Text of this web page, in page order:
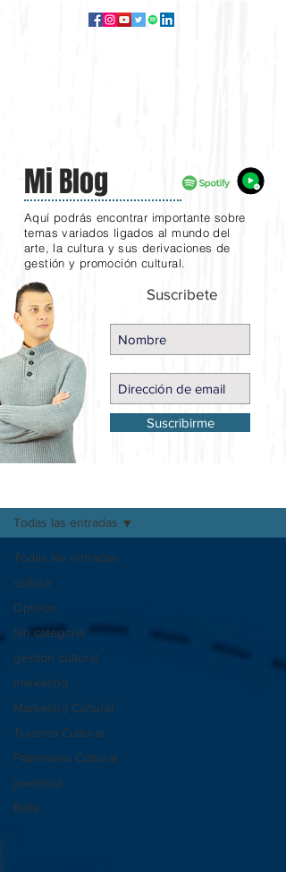
Mi Blog
Aquí podrás encontrar importante sobre
temas variados ligados al mundo del
arte, la cultura y sus derivaciones de
gestión y promoción cultural.
Suscribete
Suscribirme
Todas las entradas
cultura
Opinión
Sin categoría
gestión cultural
marketing
Marketing Cultural
Turismo Cultural
Patrimonio Cultural
juventud
Baile
Todas las entradas